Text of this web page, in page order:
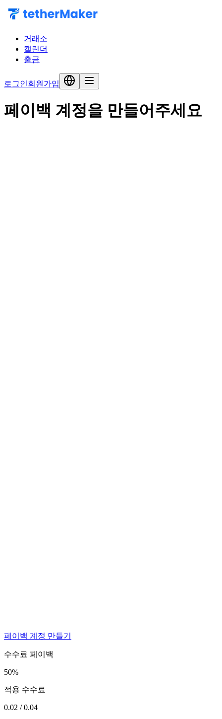
거래소
캘린더
출금
로그인회원가입
페이백 계정을 만들어주세요
페이백 계정 만들기
수수료 페이백
50%
적용 수수료
0.02 / 0.04